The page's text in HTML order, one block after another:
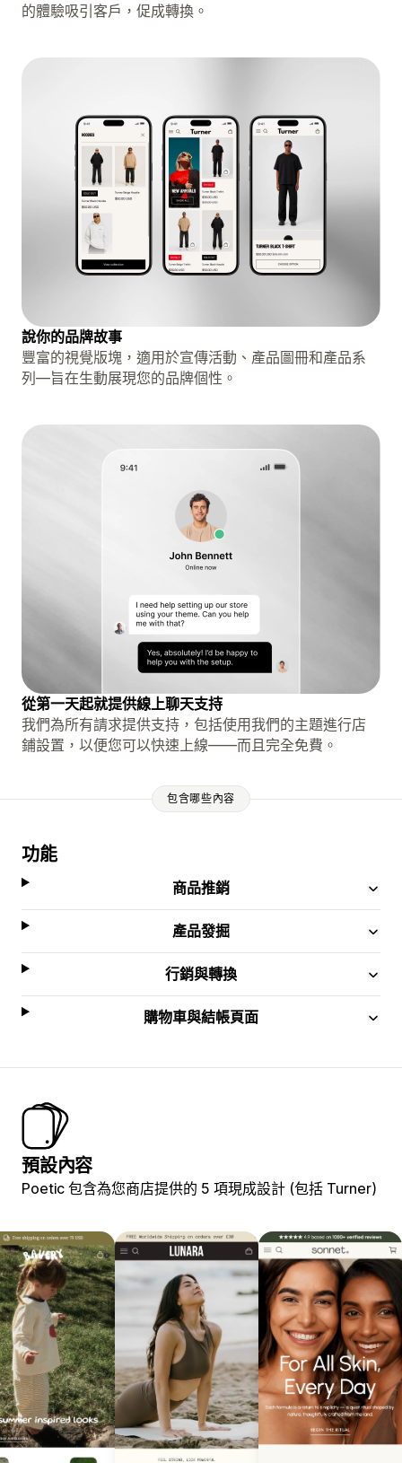
的體驗吸引客戶，促成轉換。
說你的品牌故事
豐富的視覺版塊，適用於宣傳活動、產品圖冊和產品系
列—旨在生動展現您的品牌個性。
從第一天起就提供線上聊天支持
我們為所有請求提供支持，包括使用我們的主題進行店
鋪設置，以便您可以快速上線——而且完全免費。
包含哪些內容
功能
商品推銷
產品發掘
行銷與轉換
購物車與結帳頁面
預設內容
Poetic 包含為您商店提供的 5 項現成設計 (包括 Turner)